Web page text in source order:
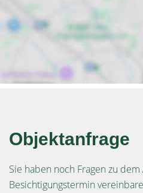
Objektanfrage
Sie haben noch Fragen zu
Besichtigungstermin